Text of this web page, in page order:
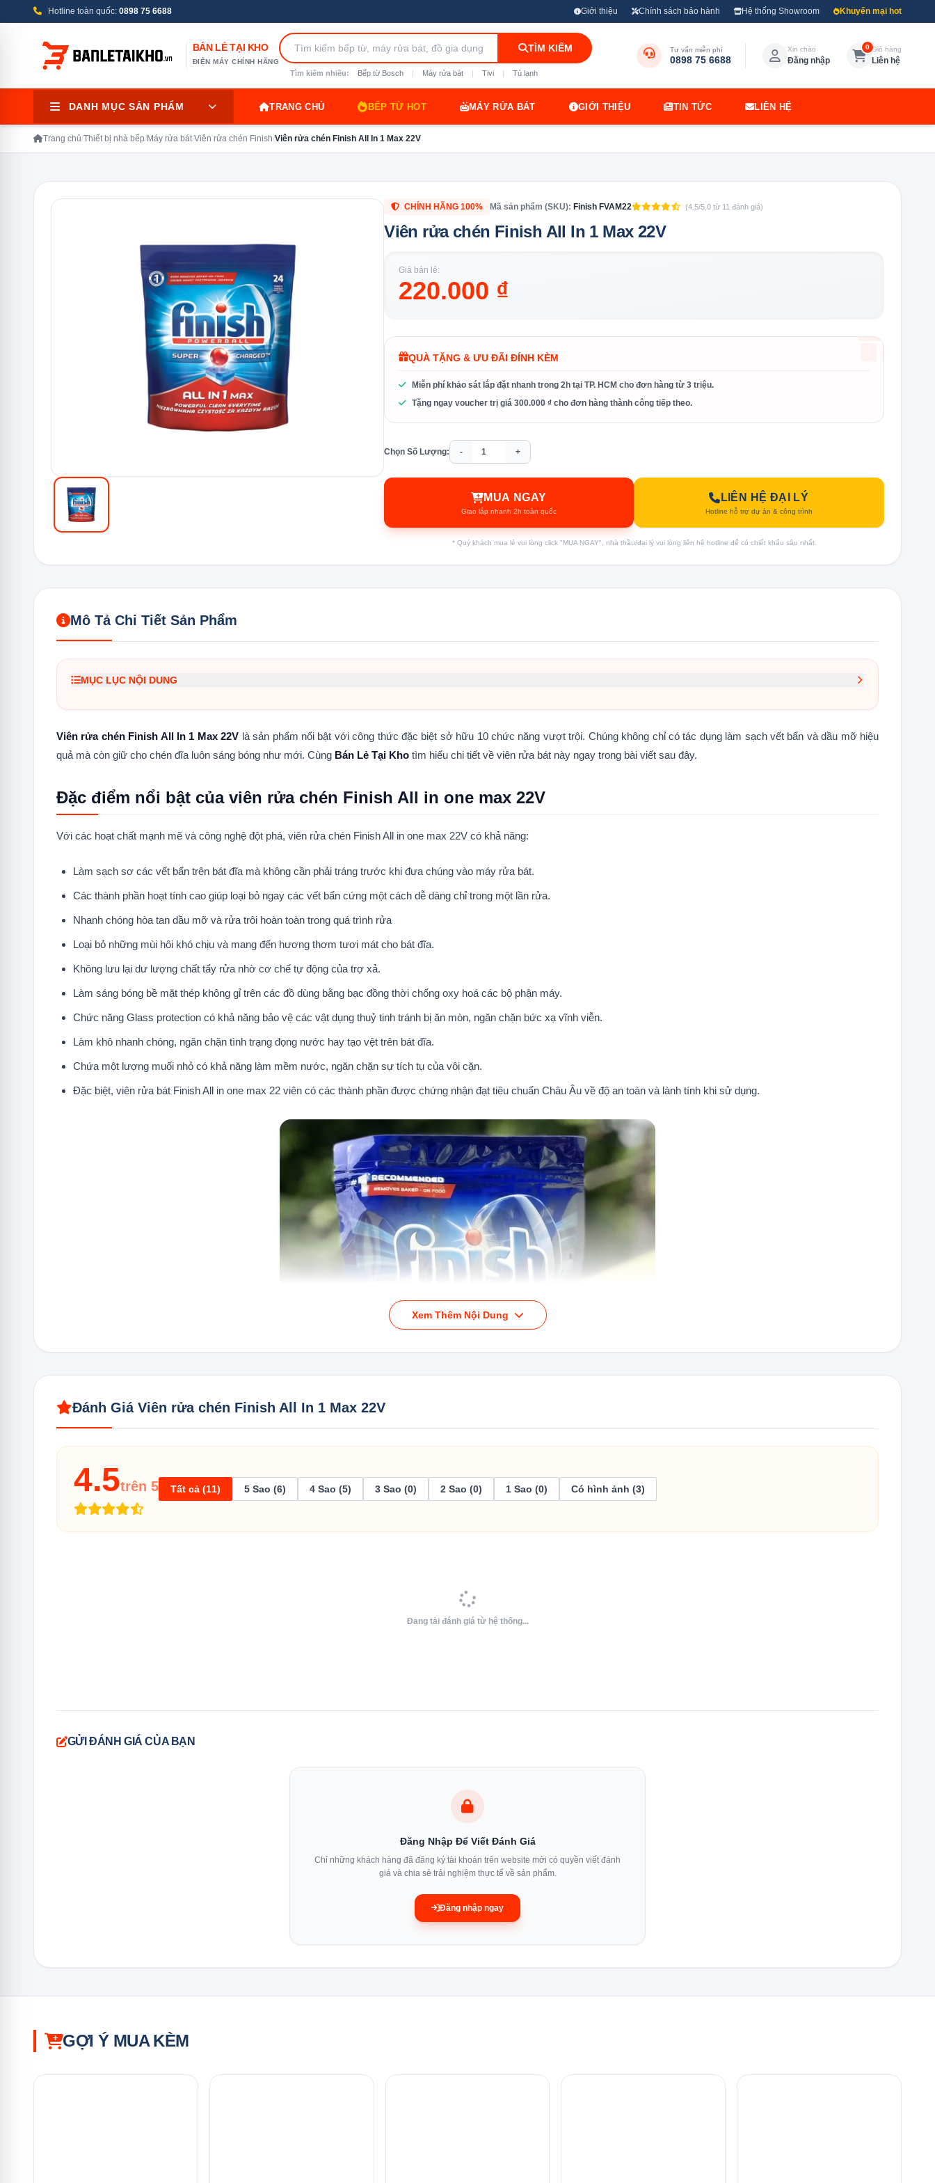
Hotline toàn quốc: 0898 75 6688 Giới thiệu Chính sách bảo hành Hệ thống Showroom Khuyến mại hot
BÁN LẺ TẠI KHO
ĐIỆN MÁY CHÍNH HÃNG
TÌM KIẾM
Tìm kiếm nhiều: Bếp từ Bosch | Máy rửa bát | Tivi | Tủ lạnh
Tư vấn miễn phí
0898 75 6688
Xin chào
Đăng nhập
0 Giỏ hàng
Liên hệ
DANH MỤC SẢN PHẨM TRANG CHỦ BẾP TỪ HOT MÁY RỬA BÁT GIỚI THIỆU TIN TỨC LIÊN HỆ
Trang chủ/Thiết bị nhà bếp/Máy rửa bát/Viên rửa chén Finish/Viên rửa chén Finish All In 1 Max 22V
CHÍNH HÃNG 100% Mã sản phẩm (SKU): Finish FVAM22 (4.5/5.0 từ 11 đánh giá)
Viên rửa chén Finish All In 1 Max 22V
Giá bán lẻ:
220.000 ₫
QUÀ TẶNG & ƯU ĐÃI ĐÍNH KÈM
Miễn phí khảo sát lắp đặt nhanh trong 2h tại TP. HCM cho đơn hàng từ 3 triệu.
Tặng ngay voucher trị giá 300.000 ₫ cho đơn hàng thành công tiếp theo.
Chọn Số Lượng: - +
MUA NGAY
Giao lắp nhanh 2h toàn quốc
LIÊN HỆ ĐẠI LÝ
Hotline hỗ trợ dự án & công trình
* Quý khách mua lẻ vui lòng click "MUA NGAY", nhà thầu/đại lý vui lòng liên hệ hotline để có chiết khấu sâu nhất.
Mô Tả Chi Tiết Sản Phẩm
MỤC LỤC NỘI DUNG
2. Thành phần chính của viên rửa chén Finish All In 1 Max 22V
3. Một số lưu ý khi sử dụng viên rửa bát Finish All in one max 22V
Viên rửa chén Finish All In 1 Max 22V là sản phẩm nổi bật với công thức đặc biệt sở hữu 10 chức năng vượt trội. Chúng không chỉ có tác dụng làm sạch vết bẩn và dầu mỡ hiệu
quả mà còn giữ cho chén đĩa luôn sáng bóng như mới. Cùng Bán Lẻ Tại Kho tìm hiểu chi tiết về viên rửa bát này ngay trong bài viết sau đây.
Đặc điểm nổi bật của viên rửa chén Finish All in one max 22V
Với các hoạt chất mạnh mẽ và công nghệ đột phá, viên rửa chén Finish All in one max 22V có khả năng:
Làm sạch sơ các vết bẩn trên bát đĩa mà không cần phải tráng trước khi đưa chúng vào máy rửa bát.
Các thành phần hoạt tính cao giúp loại bỏ ngay các vết bẩn cứng một cách dễ dàng chỉ trong một lần rửa.
Nhanh chóng hòa tan dầu mỡ và rửa trôi hoàn toàn trong quá trình rửa
Loại bỏ những mùi hôi khó chịu và mang đến hương thơm tươi mát cho bát đĩa.
Không lưu lại dư lượng chất tẩy rửa nhờ cơ chế tự động của trợ xả.
Làm sáng bóng bề mặt thép không gỉ trên các đồ dùng bằng bạc đồng thời chống oxy hoá các bộ phận máy.
Chức năng Glass protection có khả năng bảo vệ các vật dụng thuỷ tinh tránh bị ăn mòn, ngăn chặn bức xạ vĩnh viễn.
Làm khô nhanh chóng, ngăn chặn tình trạng đọng nước hay tạo vệt trên bát đĩa.
Chứa một lượng muối nhỏ có khả năng làm mềm nước, ngăn chặn sự tích tụ của vôi cặn.
Đặc biệt, viên rửa bát Finish All in one max 22 viên có các thành phần được chứng nhận đạt tiêu chuẩn Châu Âu về độ an toàn và lành tính khi sử dụng.
Viên rửa bát Finish All In 1 Max 22 đảm bảo hiệu quả làm sạch vượt trội
Xem Thêm Nội Dung
Đánh Giá Viên rửa chén Finish All In 1 Max 22V
4.5trên 5 Tất cả (11) 5 Sao (6) 4 Sao (5) 3 Sao (0) 2 Sao (0) 1 Sao (0) Có hình ảnh (3)
Đang tải đánh giá từ hệ thống...
GỬI ĐÁNH GIÁ CỦA BẠN
Đăng Nhập Để Viết Đánh Giá
Chỉ những khách hàng đã đăng ký tài khoản trên website mới có quyền viết đánh
giá và chia sẻ trải nghiệm thực tế về sản phẩm.
Đăng nhập ngay
GỢI Ý MUA KÈM